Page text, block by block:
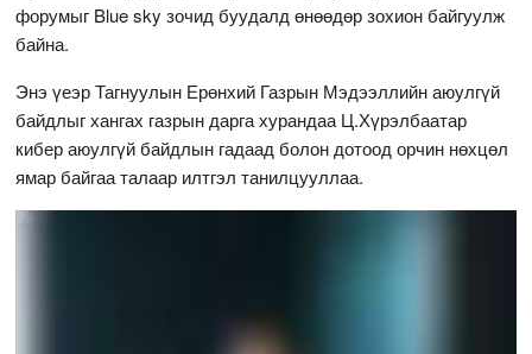
форумыг Blue sky зочид буудалд өнөөдөр зохион байгуулж
байна.
Энэ үеэр Тагнуулын Ерөнхий Газрын Мэдээллийн аюулгүй
байдлыг хангах газрын дарга хурандаа Ц.Хүрэлбаатар
кибер аюулгүй байдлын гадаад болон дотоод орчин нөхцөл
ямар байгаа талаар илтгэл танилцууллаа.